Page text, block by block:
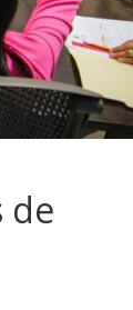
de